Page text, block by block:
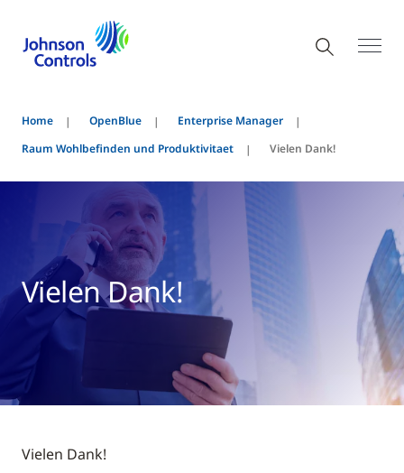
Home OpenBlue
Enterprise Manager
Raum Wohlbefinden und Produktivitaet
Vielen Dank!
Vielen Dank!
Vielen Dank!